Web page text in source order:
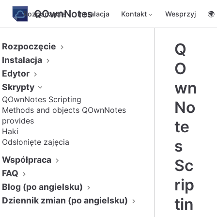
QOwnNotes
Rozpoczęcie Instalacja Kontakt Wesprzyj 🌍
Rozpoczęcie
Instalacja
Edytor
Skrypty
QOwnNotes Scripting
Methods and objects QOwnNotes
provides
Haki
Odsłonięte zajęcia
Współpraca
FAQ
Blog (po angielsku)
Dziennik zmian (po angielsku)
Q
O
wn
No
te
s
Sc
rip
tin